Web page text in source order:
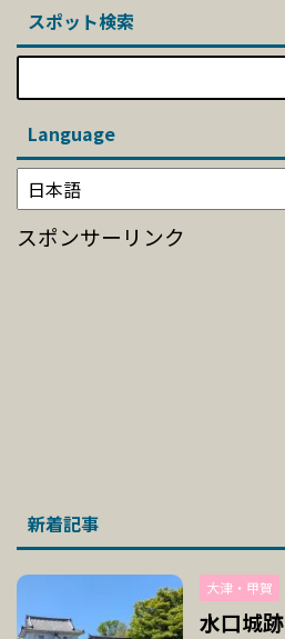
スポット検索
Language
スポンサーリンク
新着記事
大津・甲賀
水口城跡